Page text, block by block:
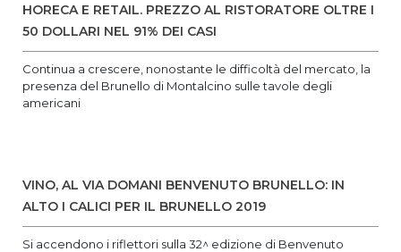
HORECA E RETAIL. PREZZO AL RISTORATORE OLTRE I
50 DOLLARI NEL 91% DEI CASI
Continua a crescere, nonostante le difficoltà del mercato, la
presenza del Brunello di Montalcino sulle tavole degli
americani
VINO, AL VIA DOMANI BENVENUTO BRUNELLO: IN
ALTO I CALICI PER IL BRUNELLO 2019
Si accendono i riflettori sulla 32^ edizione di Benvenuto